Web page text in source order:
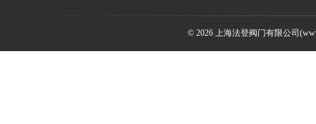
© 2026 上海法登阀门有限公司